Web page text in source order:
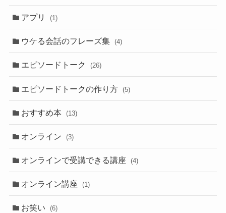
アプリ (1)
ウケる会話のフレーズ集 (4)
エピソードトーク (26)
エピソードトークの作り方 (5)
おすすめ本 (13)
オンライン (3)
オンラインで受講できる講座 (4)
オンライン講座 (1)
お笑い (6)